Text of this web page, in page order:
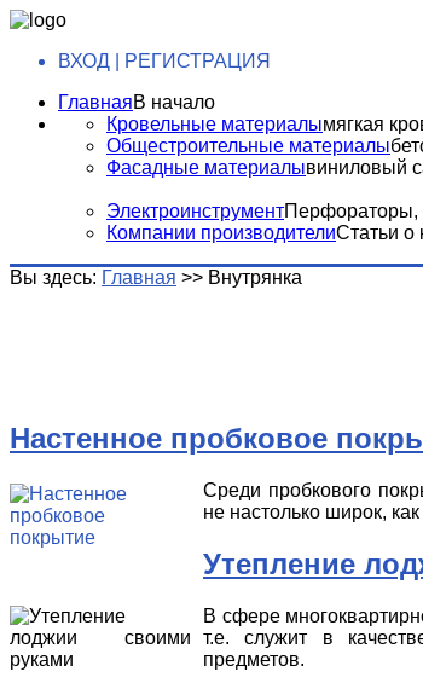
ВХОД | РЕГИСТРАЦИЯ
ГлавнаяВ начало
Кровельные материалымягкая
Общестроительные материалы
Фасадные материалывиниловый
ЭлектроинструментПерфораторы,
Компании производителиСтатьи о
Вы здесь: Главная >> Внутрянка
Настенное пробковое
Среди пробкового
не настолько широк,
Утепление
В сфере
т.е. служит в
предметов.